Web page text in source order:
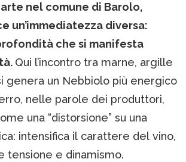
nel comune di Barolo,
un’immediatezza diversa:
che si manifesta
Qui l’incontro tra marne, argille
genera un Nebbiolo più energico
nelle parole dei produttori,
una “distorsione” su una
intensifica il carattere del vino,
tensione e dinamismo.